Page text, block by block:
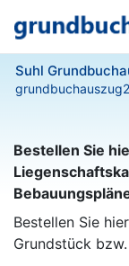
Suhl
Bestellen Sie
Bestellen Sie
Grundstück